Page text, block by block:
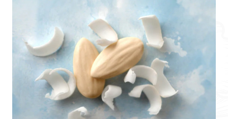
Termékek
A Raffaello élmény
Rólunk
Minőség & Gondoskodás